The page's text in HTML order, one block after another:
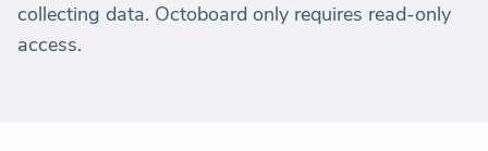
collecting data. Octoboard only requires read-only
access.